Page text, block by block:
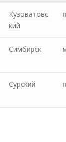
Кузоватовс
кий
Симбирск
Сурский